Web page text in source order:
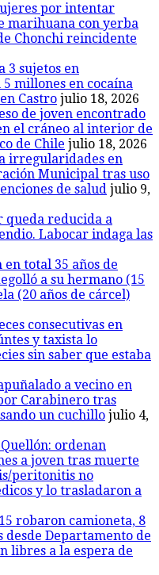
por intentar
marihuana con yerba
Chonchi reincidente
3 sujetos en
millones en cocaína
Castro julio 18, 2026
de joven encontrado
el cráneo al interior de
de Chile julio 18, 2026
irregularidades en
Municipal tras uso
de salud julio 9,
queda reducida a
Labocar indaga las
en total 35 años de
a su hermano (15
(20 años de cárcel)
consecutivas en
y taxista lo
sin saber que estaba
a vecino en
Carabinero tras
un cuchillo julio 4,
ordenan
a joven tras muerte
peritonitis no
y lo trasladaron a
robaron camioneta, 8
desde Departamento de
libres a la espera de